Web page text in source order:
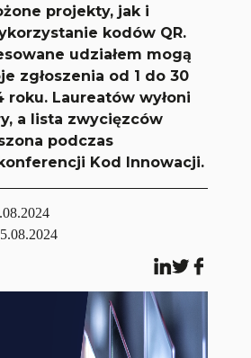
projekty, jak i
kodów QR.
udziałem mogą
zgłoszenia od 1 do 30
roku. Laureatów wyłoni
a lista zwycięzców
podczas
Kod Innowacji.